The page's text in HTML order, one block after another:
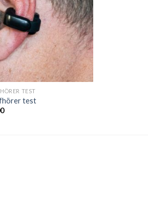
TEST
test